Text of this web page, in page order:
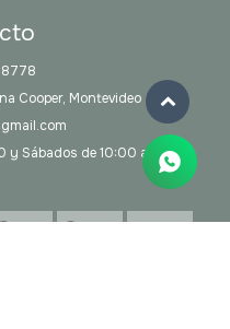
Cooper, Montevideo
y Sábados de 10:00 a 14:00